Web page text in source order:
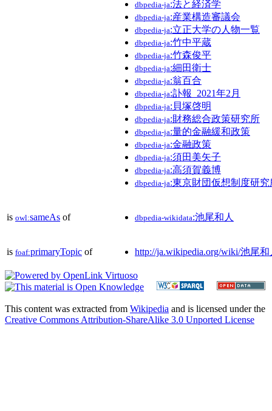
dbpedia-ja:法と経済学
dbpedia-ja:産業構造審議会
dbpedia-ja:立正大学の人物一覧
dbpedia-ja:竹中平蔵
dbpedia-ja:竹森俊平
dbpedia-ja:細田衛士
dbpedia-ja:翁百合
dbpedia-ja:訃報_2021年2月
dbpedia-ja:貝塚啓明
dbpedia-ja:財務総合政策研究所
dbpedia-ja:量的金融緩和政策
dbpedia-ja:金融政策
dbpedia-ja:須田美矢子
dbpedia-ja:高須賀義博
dbpedia-ja:東京財団仮想制度研究
is owl:sameAs of dbpedia-wikidata:池尾和人
is foaf:primaryTopic of http://ja.wikipedia.org/wiki/池尾和
This content was extracted from Wikipedia and is licensed under the
Creative Commons Attribution-ShareAlike 3.0 Unported License